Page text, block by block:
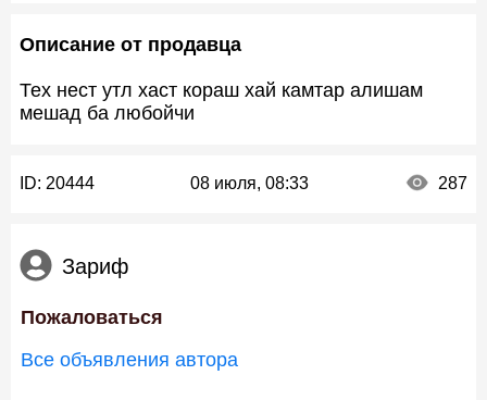
Описание от продавца
Тех нест утл хаст кораш хай камтар алишам
мешад ба любойчи
ID: 20444 08 июля, 08:33 287
Зариф
Пожаловаться
Все объявления автора